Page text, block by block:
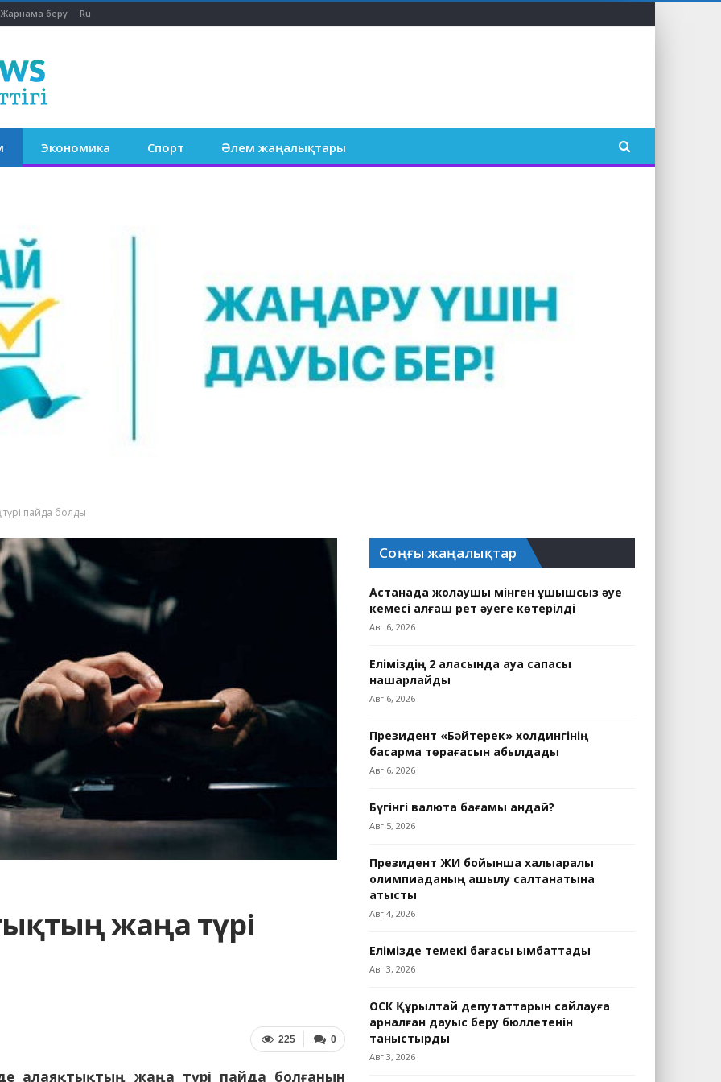
Жарнама беру Ru
Экономика Спорт Әлем жаңалықтары
түрі пайда болды
жаңа түрі
0
225
алаяқтықтың жаңа түрі пайда болғанын
Соңғы жаңалықтар
Астанада жолаушы мінген ұшқышсыз әуе
кемесі алғаш рет әуеге көтерілді
Авг 6, 2026
Еліміздің 2 қаласында ауа сапасы
нашарлайды
Авг 6, 2026
Президент «Бәйтерек» холдингінің
басқарма төрағасын қабылдады
Авг 6, 2026
Бүгінгі валюта бағамы қандай?
Авг 5, 2026
Президент ЖИ бойынша халықаралық
олимпиаданың ашылу салтанатына
қатысты
Авг 4, 2026
Елімізде темекі бағасы қымбаттады
Авг 3, 2026
ОСК Құрылтай депутаттарын сайлауға
арналған дауыс беру бюллетенін
таныстырды
Авг 3, 2026